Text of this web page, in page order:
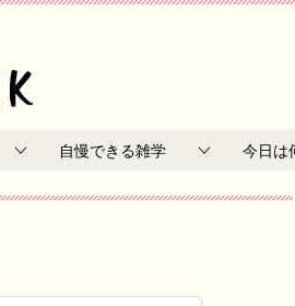
自慢できる雑学 今日は